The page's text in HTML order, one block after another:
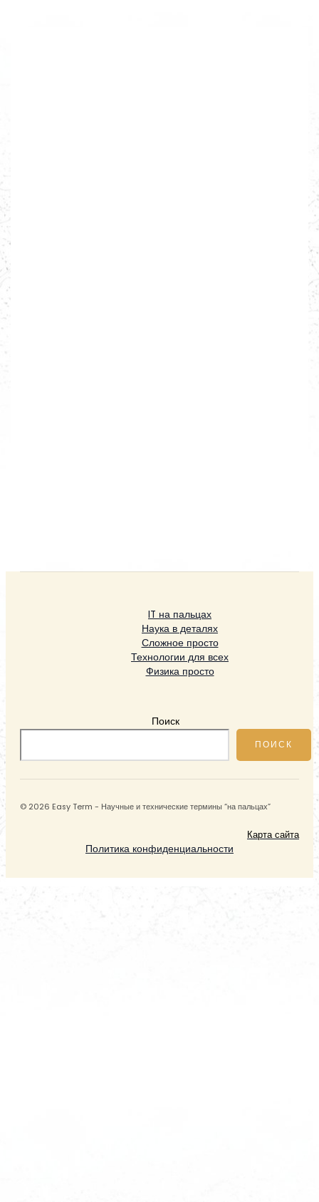
IT на пальцах
Наука в деталях
Сложное просто
Технологии для всех
Физика просто
Поиск
ПОИСК
© 2026 Easy Term - Научные и технические термины “на пальцах”
Карта сайта
Политика конфиденциальности